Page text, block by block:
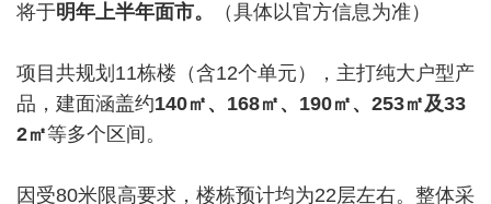
将于明年上半年面市。 （具体以官方信息为准）
项目共规划11栋楼（含12个单元），主打纯大户型产
品，建面涵盖约140㎡、168㎡、190㎡、253㎡及33
2㎡等多个区间。
因受80米限高要求，楼栋预计均为22层左右。整体采